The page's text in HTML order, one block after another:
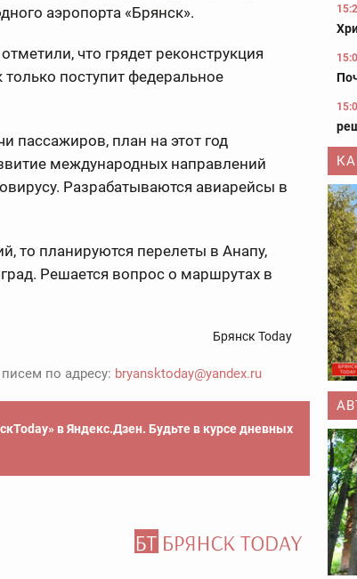
аэропорта «Брянск».
что грядет реконструкция
только поступит федеральное
пассажиров, план на этот год
международных направлений
Разрабатываются авиарейсы в
то планируются перелеты в Анапу,
Решается вопрос о маршрутах в
Брянск Today
по адресу: bryansktoday@yandex.ru
в Яндекс.Дзен. Будьте в курсе дневных